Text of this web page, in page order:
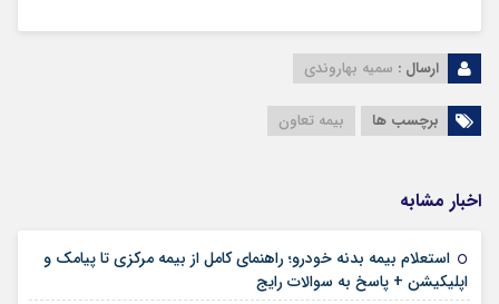
ارسال : سمیه بهاروندی
برچسب ها بیمه تعاون
اخبار مشابه
استعلام بیمه بدنه خودرو؛ راهنمای کامل از بیمه مرکزی تا پیامک و
اپلیکیشن + پاسخ به سوالات رایج